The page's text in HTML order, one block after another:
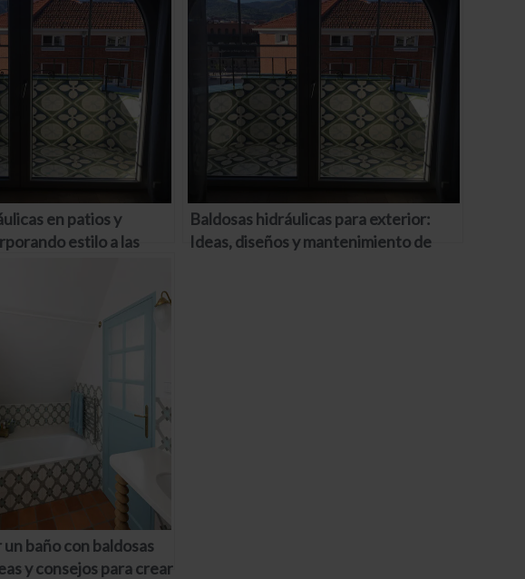
en patios y
estilo a las
Baldosas hidráulicas para exterior:
Ideas, diseños y mantenimiento de
baño con baldosas
y consejos para crear